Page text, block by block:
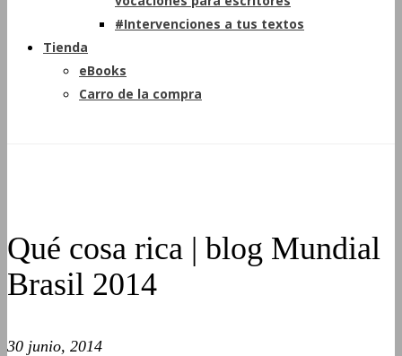
#Intervenciones a tus textos
Tienda
eBooks
Carro de la compra
Qué cosa rica | blog Mundial
Brasil 2014
30 junio, 2014